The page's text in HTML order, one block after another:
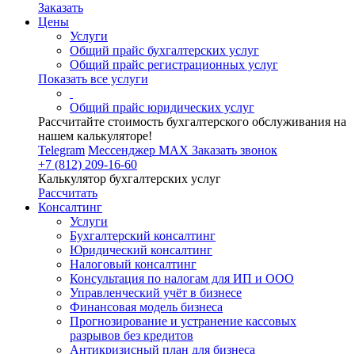
Заказать
Цены
Услуги
Общий прайс бухгалтерских услуг
Общий прайс регистрационных услуг
Показать все услуги
Общий прайс юридических услуг
Рассчитайте стоимость бухгалтерского обслуживания на
нашем калькуляторе!
Telegram Мессенджер MAX Заказать звонок
+7 (812) 209-16-60
Калькулятор бухгалтерских услуг
Рассчитать
Консалтинг
Услуги
Бухгалтерский консалтинг
Юридический консалтинг
Налоговый консалтинг
Консультация по налогам для ИП и ООО
Управленческий учёт в бизнесе
Финансовая модель бизнеса
Прогнозирование и устранение кассовых
разрывов без кредитов
Антикризисный план для бизнеса